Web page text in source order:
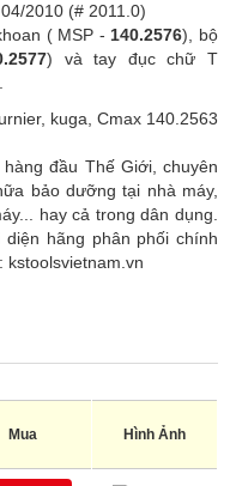
04/2010 (# 2011.0)
( MSP - 140.2576), bộ
) và tay đục chữ T
đầu Thế Giới, chuyên
bảo dưỡng tại nhà máy,
hay cả trong dân dụng.
diện hãng phân phối chính
kstoolsvietnam.vn
Mua Hình Ảnh